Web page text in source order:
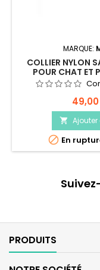
MARQUE:
COLLIER NYLON
POUR CHAT ET
49,00

 En
PRODUITS